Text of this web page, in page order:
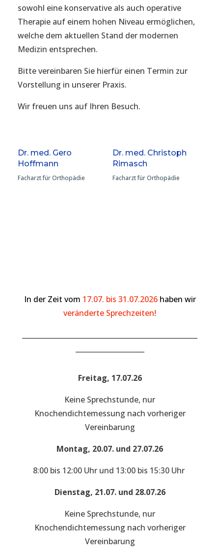
sowohl eine konservative als auch operative
Therapie auf einem hohen Niveau ermöglichen,
welche dem aktuellen Stand der modernen
Medizin entsprechen.
Bitte vereinbaren Sie hierfür einen Termin zur
Vorstellung in unserer Praxis.
Wir freuen uns auf Ihren Besuch.
Dr. med. Gero
Hoffmann
Facharzt für Orthopädie
Dr. med. Christoph
Rimasch
Facharzt für Orthopädie
In der Zeit vom 17.07. bis 31.07.2026 haben wir
veränderte Sprechzeiten!
Freitag, 17.07.26
Keine Sprechstunde, nur
Knochendichtemessung nach vorheriger
Vereinbarung
Montag, 20.07. und 27.07.26
8:00 bis 12:00 Uhr und 13:00 bis 15:30 Uhr
Dienstag, 21.07. und 28.07.26
Keine Sprechstunde, nur
Knochendichtemessung nach vorheriger
Vereinbarung